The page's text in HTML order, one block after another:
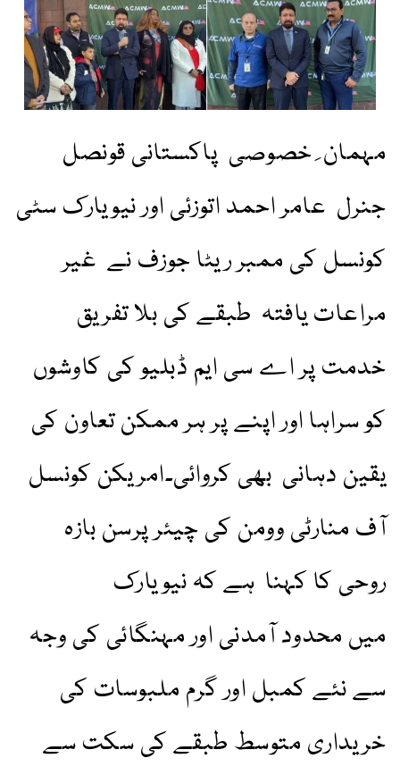
مہمان ِ خصوصی پاکستانی قونصل
جنرل عامر احمد اتوزئی اور نیویارک سٹی
کونسل کی ممبر ریٹا جوزف نے غیر
مراعات یافتہ طبقے کی بلا تفریق
خدمت پر اے سی ایم ڈبلیو کی کاوشوں
کو سراہا اور اپنے پر ہر ممکن تعاون کی
یقین دہانی بھی کروائی۔امریکن کونسل
آف منارٹی وومن کی چیئر پرسن بازہ
روحی کا کہنا ہے کہ نیویارک
میں محدود آمدنی اور مہنگائی کی وجہ
سے نئے کمبل اور گرم ملبوسات کی
خریداری متوسط طبقے کی سکت سے